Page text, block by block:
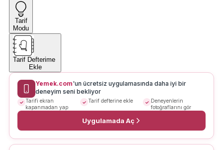
Tarif
Modu
Tarif Defterime
Ekle
Yemek.com'un ücretsiz uygulamasında daha iyi bir
deneyim seni bekliyor
Tarifi ekran
kapanmadan yap
Tarif defterine ekle
Deneyenlerin
fotoğraflarını gör
Uygulamada Aç